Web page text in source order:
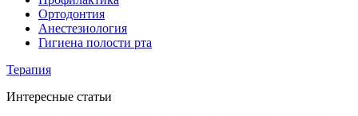
Ортодонтия
Анестезиология
Гигиена полости рта
Терапия
Интересные статьи